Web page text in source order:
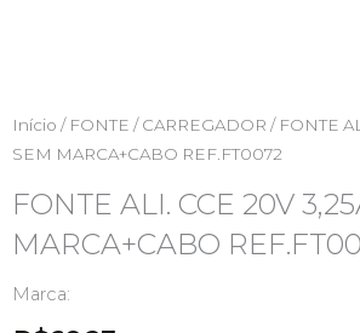
Início / FONTE / CARREGADOR / FONTE
SEM MARCA+CABO REF.FT0072
FONTE ALI. CCE 20V
MARCA+CABO
Marca: